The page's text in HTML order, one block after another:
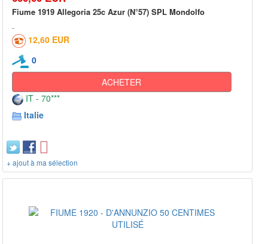
Fiume 1919 Allegoria 25c Azur (N°57) SPL Mondolfo
12,60 EUR
0
ACHETER
IT - 70***
Italie
+ ajout à ma sélection